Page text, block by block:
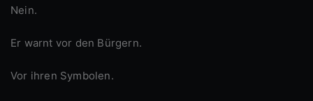
Nein.
Er warnt vor den Bürgern.
Vor ihren Symbolen.